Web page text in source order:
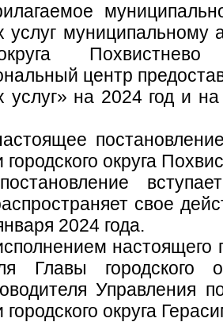
услуг муниципальному
центр
услуг» на 2024 год и
округа
свое
2024 года.
настоящего
Главы городского
Управления
округа